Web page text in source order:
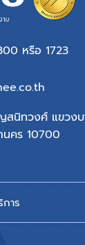
หรือ 1723
สนิทวงศ์ แขวง
นคร 10700
าร